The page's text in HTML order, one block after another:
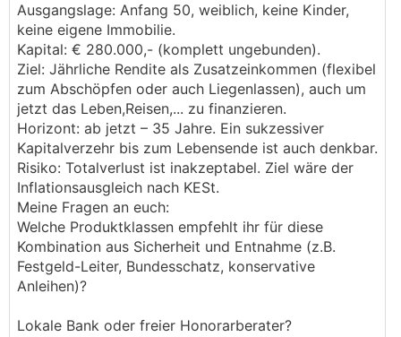
Ausgangslage: Anfang 50, weiblich, keine Kinder,
keine eigene Immobilie.
Kapital: € 280.000,- (komplett ungebunden).
Ziel: Jährliche Rendite als Zusatzeinkommen (flexibel
zum Abschöpfen oder auch Liegenlassen), auch um
jetzt das Leben,Reisen,... zu finanzieren.
Horizont: ab jetzt – 35 Jahre. Ein sukzessiver
Kapitalverzehr bis zum Lebensende ist auch denkbar.
Risiko: Totalverlust ist inakzeptabel. Ziel wäre der
Inflationsausgleich nach KESt.
Meine Fragen an euch:
Welche Produktklassen empfehlt ihr für diese
Kombination aus Sicherheit und Entnahme (z.B.
Festgeld-Leiter, Bundesschatz, konservative
Anleihen)?
Lokale Bank oder freier Honorarberater?